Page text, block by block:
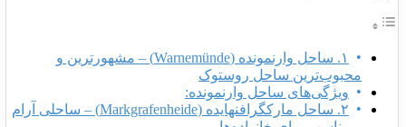
۱. ساحل وارنمونده (Warnemünde) – مشهورترین و
محبوب‌ترین ساحل روستوک
ویژگی‌های ساحل وارنمونده:
۲. ساحل مارکگرافنهایده (Markgrafenheide) – ساحلی آرام